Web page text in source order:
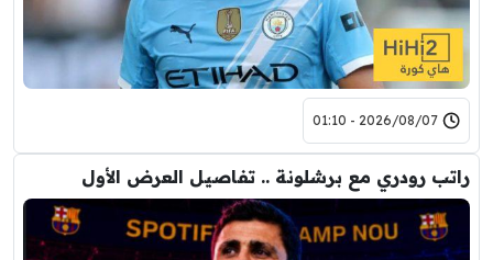
2026/08/07 - 01:10
راتب رودري مع برشلونة .. تفاصيل العرض الأول